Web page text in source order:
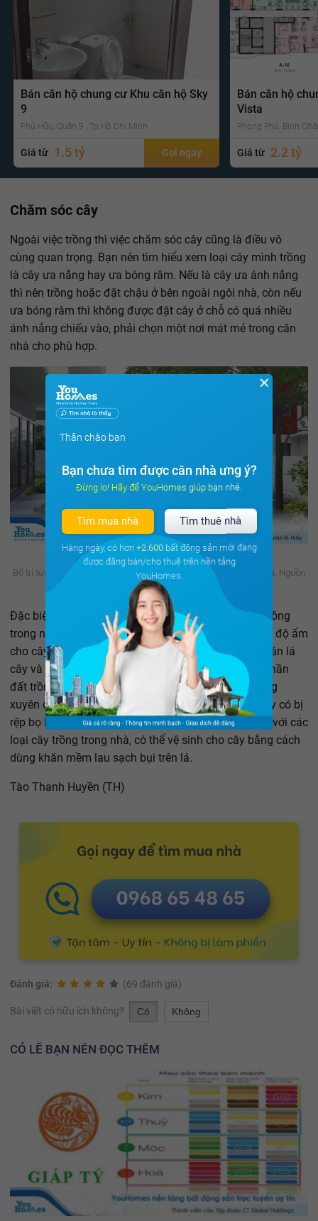
Bán căn hộ chung cư Khu căn hộ Sky
9
Phú Hữu, Quận 9 , Tp Hồ Chí Minh
Giá từ 1.5 tỷ Gọi ngay
Bán căn hộ
Vista
Phong Phú, Bình
Giá từ 2.2 tỷ
Chăm sóc cây
Ngoài việc trồng thì việc chăm sóc cây cũng là điều vô
cùng quan trọng. Bạn nên tìm hiểu xem loại cây mình trồng
là cây ưa nắng hay ưa bóng râm. Nếu là cây ưa ánh nắng
thì nên trồng hoặc đặt chậu ở bên ngoài ngôi nhà, còn nếu
ưa bóng râm thì không được đặt cây ở chỗ có quá nhiều
ánh nắng chiếu vào, phải chọn một nơi mát mẻ trong căn
nhà cho phù hợp.
Bố trí từng loại cây hợp lý để luôn có không gian xanh cho căn nhà. Nguồn
ảnh: Internet
Đặc biệt, với đa số các loại cây ưa bóng râm được trồng
trong nhà thì không thể tưới quá nhiều nước, nên giữ độ ẩm
cho cây bằng cách dùng bình phun sương phu vào tán lá
cây và thân cây 1 lần/ngày hoặc chỉ tưới nước khi phần
đất trồng đã gần khô hết. Bạn cũng nên chú ý thường
xuyên cắt tỉa và bỏ đi lá úa cho cây, kiểm tra xem cây có bị
rệp bọ hay không để kịp thời tìm loại thuốc phù hợp, với các
loại cây trồng trong nhà, có thể vệ sinh cho cây bằng cách
dùng khăn mềm lau sạch bụi trên lá.
Tào Thanh Huyền (TH)
Đánh giá: (69 đánh giá)
Bài viết có hữu ích không? Có Không
CÓ LẼ BẠN NÊN ĐỌC THÊM
✕
Thân chào bạn
Bạn chưa tìm được căn nhà ưng ý?
Đừng lo! Hãy để YouHomes giúp bạn nhé.
Tìm mua nhà Tìm thuê nhà
Hàng ngày, có hơn +2.600bất động sản mới đang
được đăng bán/cho thuê trên nền tảng
YouHomes.